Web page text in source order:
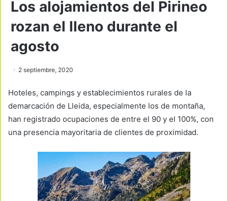
Los alojamientos del Pirineo
rozan el lleno durante el
agosto
2 septiembre, 2020
Hoteles, campings y establecimientos rurales de la
demarcación de Lleida, especialmente los de montaña,
han registrado ocupaciones de entre el 90 y el 100%, con
una presencia mayoritaria de clientes de proximidad.